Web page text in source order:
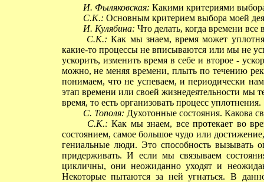
И. Фыляковская: Какими критериями
С.К.: Основным критерием выбора моей
И. Кулябина: Что делать, когда времени все
С.К.: Как мы знаем, время может
какие-то процессы не вписываются или мы не
ускорить, изменить время в себе и второе -
можно, не меняя времени, плыть по течению
понимаем, что не успеваем, и периодически
этап времени или своей жизнедеятельности мы
время, то есть организовать процесс уплотнения.
С. Тополя: Духотонные состояния. Какова
С.К.: Как мы знаем, все протекает во
состоянием, самое большое чудо или
гениальные люди. Это способность вызывать
придерживать. И если мы связываем
цикличны, они неожиданно уходят и
Некоторые пытаются за ней угнаться. В